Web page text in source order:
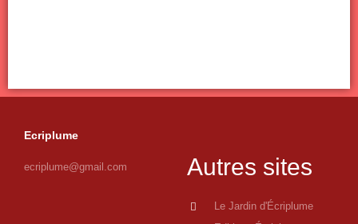
Ecriplume
ecriplume@gmail.com Autres sites
Le Jardin d'Écriplume